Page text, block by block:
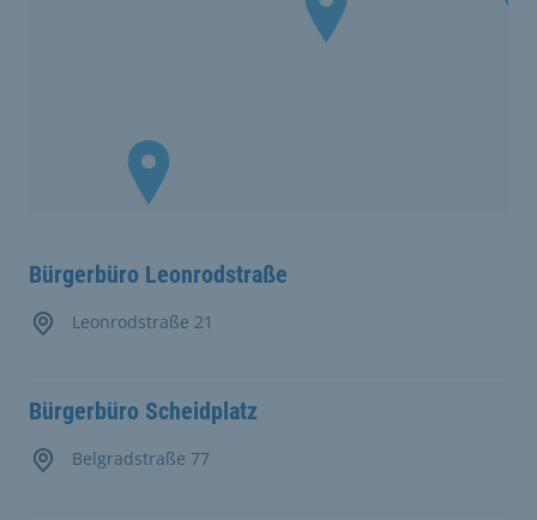
Bürgerbüro Leonrodstraße
Leonrodstraße 21
Bürgerbüro Scheidplatz
Belgradstraße 77